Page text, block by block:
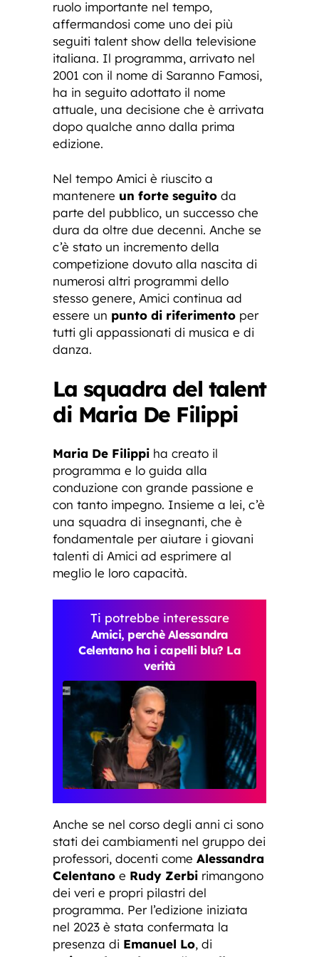
ruolo importante nel tempo,
affermandosi come uno dei più
seguiti talent show della televisione
italiana. Il programma, arrivato nel
2001 con il nome di Saranno Famosi,
ha in seguito adottato il nome
attuale, una decisione che è arrivata
dopo qualche anno dalla prima
edizione.
Nel tempo Amici è riuscito a
mantenere un forte seguito da
parte del pubblico, un successo che
dura da oltre due decenni. Anche se
c’è stato un incremento della
competizione dovuto alla nascita di
numerosi altri programmi dello
stesso genere, Amici continua ad
essere un punto di riferimento per
tutti gli appassionati di musica e di
danza.
La squadra del talent
di Maria De Filippi
Maria De Filippi ha creato il
programma e lo guida alla
conduzione con grande passione e
con tanto impegno. Insieme a lei, c’è
una squadra di insegnanti, che è
fondamentale per aiutare i giovani
talenti di Amici ad esprimere al
meglio le loro capacità.
Ti potrebbe interessare
Amici, perchè Alessandra
Celentano ha i capelli blu? La
verità
Anche se nel corso degli anni ci sono
stati dei cambiamenti nel gruppo dei
professori, docenti come Alessandra
Celentano e Rudy Zerbi rimangono
dei veri e propri pilastri del
programma. Per l’edizione iniziata
nel 2023 è stata confermata la
presenza di Emanuel Lo, di